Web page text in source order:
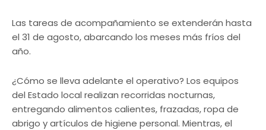
Las tareas de acompañamiento se extenderán hasta
el 31 de agosto, abarcando los meses más fríos del
año.
¿Cómo se lleva adelante el operativo? Los equipos
del Estado local realizan recorridas nocturnas,
entregando alimentos calientes, frazadas, ropa de
abrigo y artículos de higiene personal. Mientras, el